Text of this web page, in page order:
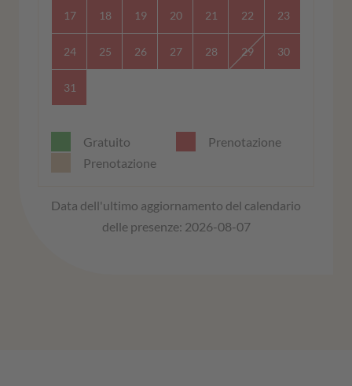
17 18 19 20 21 22 23
24 25 26 27 28 29 30
31
Gratuito
Prenotazione
Prenotazione
Data dell'ultimo aggiornamento del calendario
delle presenze: 2026-08-07